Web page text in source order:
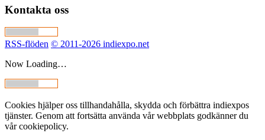
Kontakta oss
RSS-flöden © 2011-2026 indiexpo.net
Now Loading…
Cookies hjälper oss tillhandahålla, skydda och förbättra indiexpos
tjänster. Genom att fortsätta använda vår webbplats godkänner du
vår cookiepolicy.